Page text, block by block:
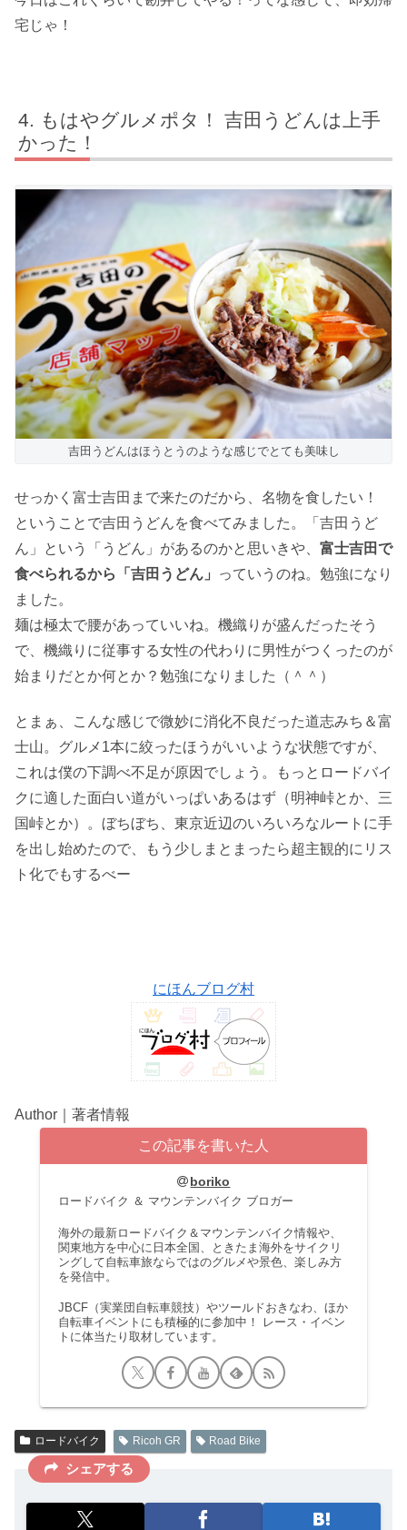
宅じゃ！
もはやグルメポタ！ 吉田うどんは上手
かった！
吉田うどんはほうとうのような感じでとても美味し
せっかく富士吉田まで来たのだから、名物を食したい！
ということで吉田うどんを食べてみました。「吉田うど
ん」という「うどん」があるのかと思いきや、 富士吉田で
食べられるから「吉田うどん」
っていうのね。勉強になり
ました。
麺は極太で腰があっていいね。機織りが盛んだったそう
で、機織りに従事する女性の代わりに男性がつくったのが
始まりだとか何とか？勉強になりました（＾＾）
とまぁ、こんな感じで微妙に消化不良だった道志みち＆富
士山。グルメ1本に絞ったほうがいいような状態ですが、
これは僕の下調べ不足が原因でしょう。もっとロードバイ
クに適した面白い道がいっぱいあるはず（明神峠とか、三
国峠とか）。ぼちぼち、東京近辺のいろいろなルートに手
を出し始めたので、もう少しまとまったら超主観的にリス
ト化でもするべー
にほんブログ村
Author｜著者情報
この記事を書いた人
boriko
ロードバイク ＆ マウンテンバイク ブロガー
海外の最新ロードバイク＆マウンテンバイク情報や、
関東地方を中心に日本全国、ときたま海外をサイクリ
ングして自転車旅ならではのグルメや景色、楽しみ方
を発信中。
JBCF（実業団自転車競技）やツールドおきなわ、ほか
自転車イベントにも積極的に参加中！ レース・イベン
トに体当たり取材しています。
ロードバイク Ricoh GR Road Bike
シェアする